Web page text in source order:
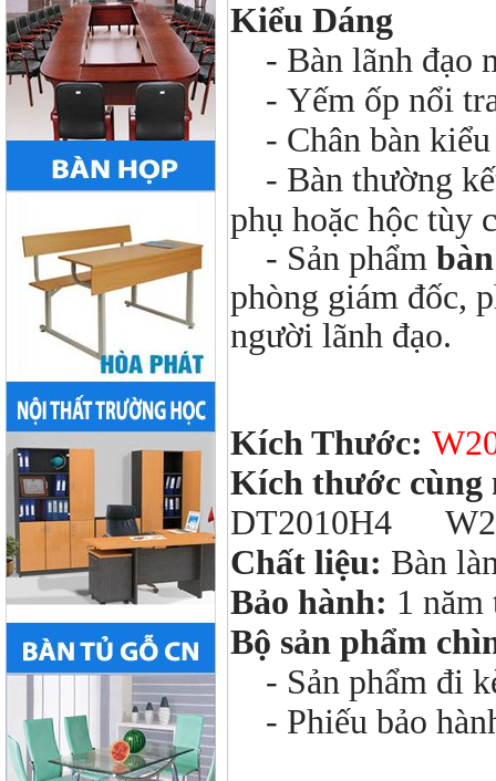
Kiểu Dáng
- Bàn lãnh đạo
- Yếm ốp nổi
- Chân bàn kiểu
- Bàn thường
phụ hoặc hộc tùy
- Sản phẩm
phòng giám đốc,
người lãnh đạo.
Kích Thước:
Kích thước cùng
DT2010H4
Chất liệu: Bàn
Bảo hành: 1 năm
Bộ sản phẩm
- Sản phẩm đi
- Phiếu bảo